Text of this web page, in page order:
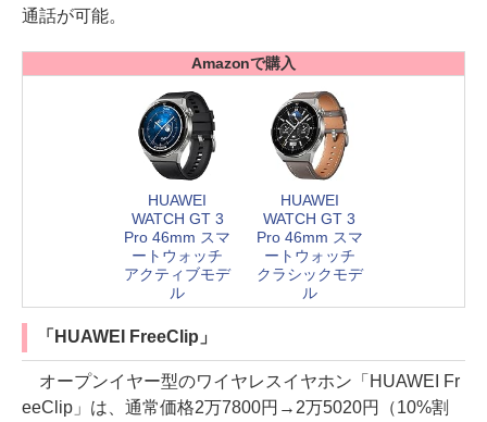
通話が可能。
Amazonで購入
HUAWEI
WATCH GT 3
Pro 46mm スマ
ートウォッチ
アクティブモデ
ル
HUAWEI
WATCH GT 3
Pro 46mm スマ
ートウォッチ
クラシックモデ
ル
「HUAWEI FreeClip」
オープンイヤー型のワイヤレスイヤホン「HUAWEI Fr
eeClip」は、通常価格2万7800円→2万5020円（10%割